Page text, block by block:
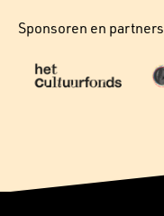
Sponsoren en partners